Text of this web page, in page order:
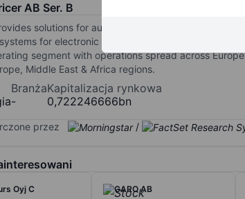
AB Ser. B
solutions for automation and communication
for electronic shelf labels and digital
segment with operations spread across
Middle East & Africa regions.
Branża
-
Kapitalizacja rynkowa
0,722246666bn
przez /
Oyj C GARO AB